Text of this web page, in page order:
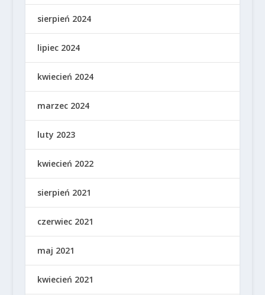
sierpień 2024
lipiec 2024
kwiecień 2024
marzec 2024
luty 2023
kwiecień 2022
sierpień 2021
czerwiec 2021
maj 2021
kwiecień 2021